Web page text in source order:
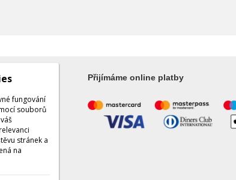
Přijímáme online platby
fungování
souborů
stránek a
na